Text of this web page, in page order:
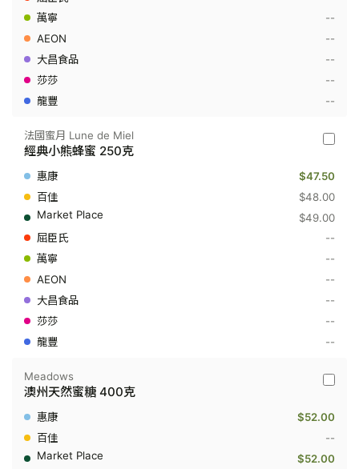
怡
蜜
Mild
Fresh
250
克
--
--
--
--
--
法
蜜
月
Lune
Miel
典
熊
蜂
250
法國蜜月 Lune de Miel
經典小熊蜂蜜 250克
$47.50
$48.00
$49.00
--
--
--
--
--
--
澳
州
天
蜜
Meadows
澳州天然蜜糖 400克
$52.00
--
$52.00